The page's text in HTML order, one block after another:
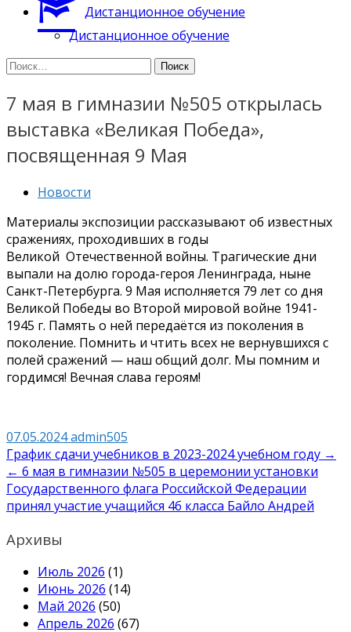
Дистанционное обучение
Дистанционное обучение
Найти:
7 мая в гимназии №505 открылась
выставка «Великая Победа»,
посвященная 9 Мая
Новости
Материалы экспозиции рассказывают об известных
сражениях, проходивших в годы
Великой Отечественной войны. Трагические дни
выпали на долю города-героя Ленинграда, ныне
Санкт-Петербурга. 9 Мая исполняется 79 лет со дня
Великой Победы во Второй мировой войне 1941-
1945 г. Память о ней передаётся из поколения в
поколение. Помнить и чтить всех не вернувшихся с
полей сражений — наш общий долг. Мы помним и
гордимся! Вечная слава героям!
07.05.2024admin505
Навигация
по
записям
График сдачи учебников в 2023-2024 учебном году →
← 6 мая в гимназии №505 в церемонии установки
Государственного флага Российской Федерации
принял участие учащийся 4б класса Байло Андрей
Архивы
Июль 2026 (1)
Июнь 2026 (14)
Май 2026 (50)
Апрель 2026 (67)